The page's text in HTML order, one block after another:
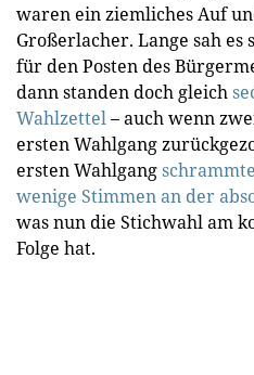
waren ein ziemliches Auf
Großerlacher. Lange sah es
für den Posten des
dann standen doch gleich
Wahlzettel– auch wenn
ersten Wahlgang
ersten Wahlgang
wenige Stimmen an der
was nun die Stichwahl am
Folge hat.